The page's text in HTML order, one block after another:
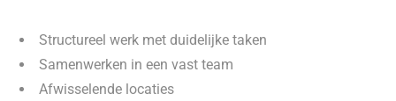
Structureel werk met duidelijke taken
Samenwerken in een vast team
Afwisselende locaties